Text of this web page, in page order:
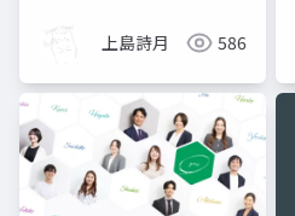
上島詩月 586